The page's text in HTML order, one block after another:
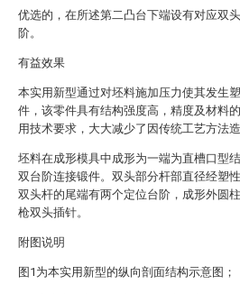
优选的，在所述第二凸台下端设有对应双
阶。
有益效果
本实用新型通过对坯料施加压力使其发生
件，该零件具有结构强度高，精度及材料
用技术要求，大大减少了因传统工艺方法
坯料在成形模具中成形为一端为直槽口型
双台阶连接锻件。双头部分杆部直径经塑
双头杆的尾端有两个定位台阶，成形外圆
枪双头插针。
附图说明
图1为本实用新型的纵向剖面结构示意图；